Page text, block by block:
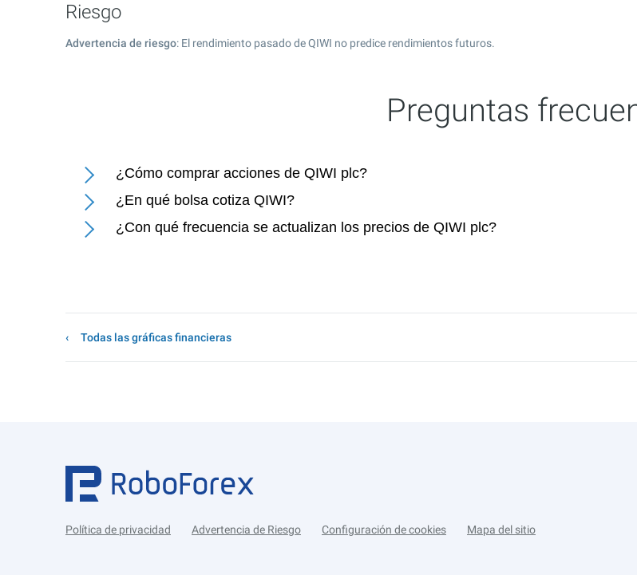
Riesgo
Advertencia de riesgo: El rendimiento pasado de QIWI no predice rendimientos futuros.
Preguntas
¿Cómo comprar acciones de QIWI plc?
¿En qué bolsa cotiza QIWI?
¿Con qué frecuencia se actualizan los precios de QIWI plc?
Todas las gráficas financieras
Política de privacidad Advertencia de Riesgo Configuración de cookies Mapa del sitio